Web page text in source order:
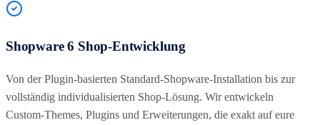
Shopware 6 Shop-Entwicklung
Von der Plugin-basierten Standard-Shopware-Installation bis zur
vollständig individualisierten Shop-Lösung. Wir entwickeln
Custom-Themes, Plugins und Erweiterungen, die exakt auf eure